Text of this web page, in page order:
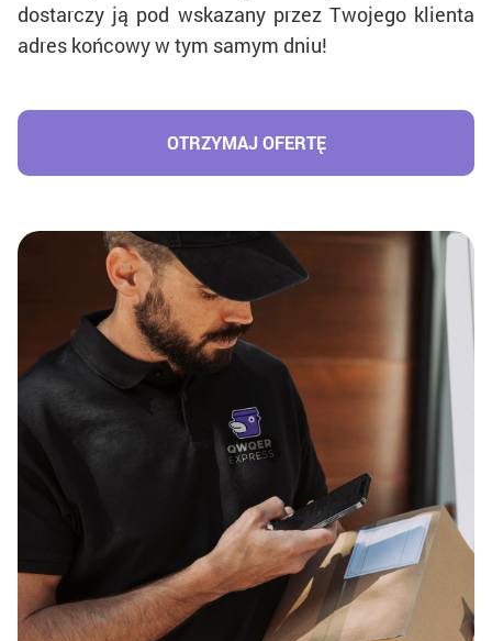
dostarczy ją pod wskazany przez Twojego klienta
adres końcowy w tym samym dniu!
OTRZYMAJ OFERTĘ